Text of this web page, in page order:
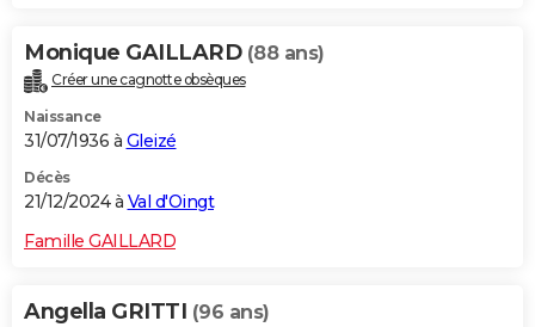
Monique GAILLARD (88 ans)
Créer une cagnotte obsèques
Naissance
31/07/1936 à Gleizé
Décès
21/12/2024 à Val d'Oingt
Famille GAILLARD
Angella GRITTI (96 ans)